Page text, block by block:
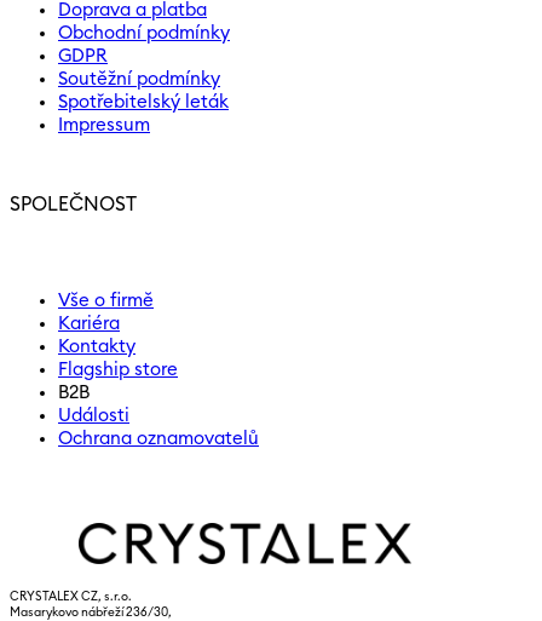
Doprava a platba
Obchodní podmínky
GDPR
Soutěžní podmínky
Spotřebitelský leták
Impressum
SPOLEČNOST
Vše o firmě
Kariéra
Kontakty
Flagship store
B2B
Události
Ochrana oznamovatelů
CRYSTALEX CZ, s.r.o.
Masarykovo nábřeží 236/30,